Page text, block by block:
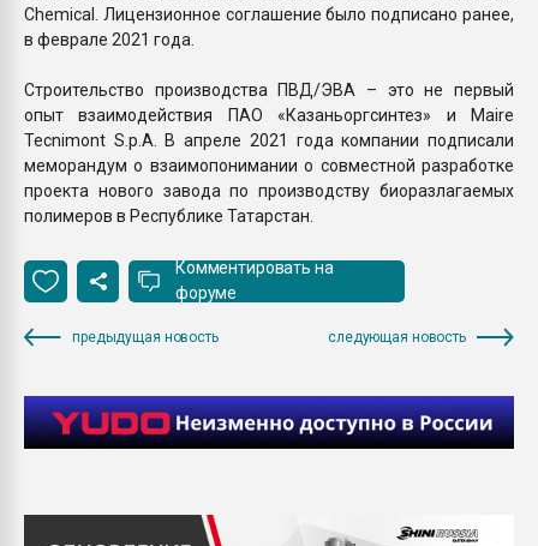
Chemical. Лицензионное соглашение было подписано ранее,
в феврале 2021 года.
Строительство производства ПВД/ЭВА – это не первый
опыт взаимодействия ПАО «Казаньоргсинтез» и Maire
Tecnimont S.p.A. В апреле 2021 года компании подписали
меморандум о взаимопонимании о совместной разработке
проекта нового завода по производству биоразлагаемых
полимеров в Республике Татарстан.
Комментировать на
форуме
предыдущая новость следующая новость